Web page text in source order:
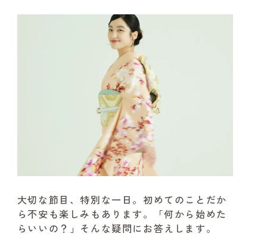
大切な節目、特別な一日。初めてのことだか
ら不安も楽しみもあります。
「何から始めた
らいいの？」そんな疑問にお答えします。